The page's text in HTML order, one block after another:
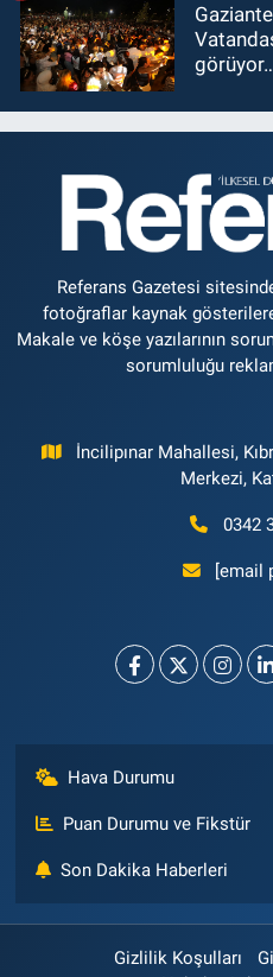
Referans Gazetesi
fotoğraflar kaynak
Makale ve köşe yazılarının
sorumluluğu
İncilipınar Mahallesi,
Merkezi,
0342
[email
Hava Durumu
Puan Durumu ve Fikstür
Son Dakika Haberleri
Gizlilik Koşulları